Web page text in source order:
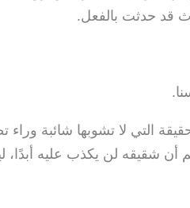
قد حدثت بالفعل.
التي لا تشوبها شائبة
أن شقيقه لن يكذب عليه